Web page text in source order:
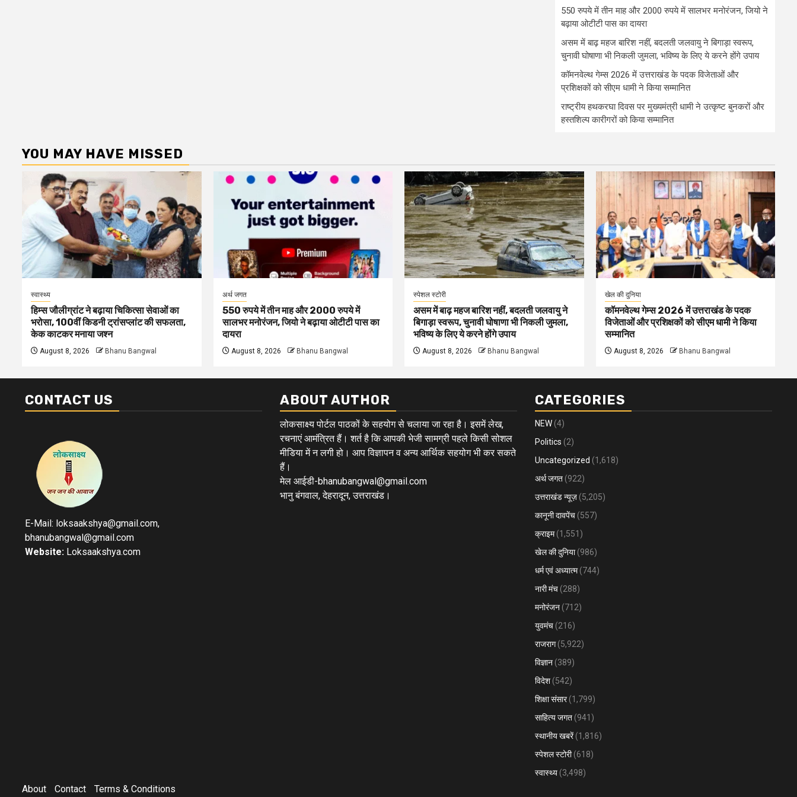
550 रुपये में तीन माह और 2000 रुपये में सालभर मनोरंजन, जियो ने
बढ़ाया ओटीटी पास का दायरा
असम में बाढ़ महज बारिश नहीं, बदलती जलवायु ने बिगाड़ा स्वरूप,
चुनावी घोषाणा भी निकली जुमला, भविष्य के लिए ये करने होंगे उपाय
कॉमनवेल्थ गेम्स 2026 में उत्तराखंड के पदक विजेताओं और
प्रशिक्षकों को सीएम धामी ने किया सम्मानित
राष्ट्रीय हथकरघा दिवस पर मुख्यमंत्री धामी ने उत्कृष्ट बुनकरों और
हस्तशिल्प कारीगरों को किया सम्मानित
YOU MAY HAVE MISSED
स्वास्थ्य
हिम्स जौलीग्रांट ने बढ़ाया चिकित्सा सेवाओं का
भरोसा, 100वीं किडनी ट्रांसप्लांट की सफलता,
केक काटकर मनाया जश्न
August 8, 2026 Bhanu Bangwal
अर्थ जगत
550 रुपये में तीन माह और 2000 रुपये में
सालभर मनोरंजन, जियो ने बढ़ाया ओटीटी पास का
दायरा
August 8, 2026 Bhanu Bangwal
स्पेशल स्टोरी
असम में बाढ़ महज बारिश नहीं, बदलती जलवायु ने
बिगाड़ा स्वरूप, चुनावी घोषाणा भी निकली जुमला,
भविष्य के लिए ये करने होंगे उपाय
August 8, 2026 Bhanu Bangwal
खेल की दुनिया
कॉमनवेल्थ गेम्स 2026 में उत्तराखंड के पदक
विजेताओं और प्रशिक्षकों को सीएम धामी ने किया
सम्मानित
August 8, 2026 Bhanu Bangwal
CONTACT US
E-Mail: loksaakshya@gmail.com,
bhanubangwal@gmail.com
Website: Loksaakshya.com
ABOUT AUTHOR
लोकसाक्ष्य पोर्टल पाठकों के सहयोग से चलाया जा रहा है। इसमें लेख,
रचनाएं आमंत्रित हैं। शर्त है कि आपकी भेजी सामग्री पहले किसी सोशल
मीडिया में न लगी हो। आप विज्ञापन व अन्य आर्थिक सहयोग भी कर सकते
हैं।
मेल आईडी-bhanubangwal@gmail.com
भानु बंगवाल, देहरादून, उत्तराखंड।
CATEGORIES
NEW (4)
Politics (2)
Uncategorized (1,618)
अर्थ जगत (922)
उत्तराखंड न्यूज़ (5,205)
कानूनी दावपेंच (557)
क्राइम(1,551)
खेल की दुनिया(986)
धर्म एवं अध्यात्म(744)
नारी मंच (288)
मनोरंजन (712)
युवमंच (216)
राजराग(5,922)
विज्ञान (389)
विदेश (542)
शिक्षा संसार(1,799)
साहित्य जगत (941)
स्थानीय खबरें(1,816)
स्पेशल स्टोरी(618)
स्वास्थ्य (3,498)
About Contact Terms & Conditions